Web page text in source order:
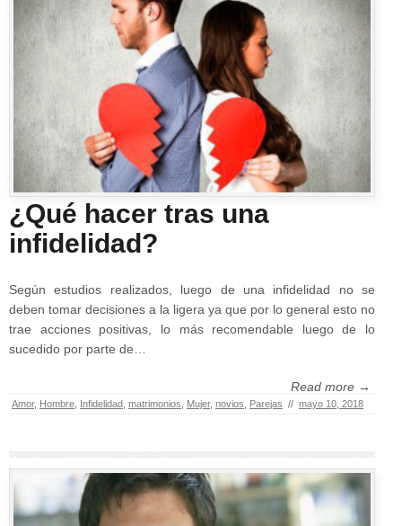
¿Qué hacer tras una
infidelidad?
Según estudios realizados, luego de una infidelidad no se
deben tomar decisiones a la ligera ya que por lo general esto no
trae acciones positivas, lo más recomendable luego de lo
sucedido por parte de…
Read more →
Amor, Hombre Infidelidad matrimonios Mujer, novios Parejas // mayo 10, 2018